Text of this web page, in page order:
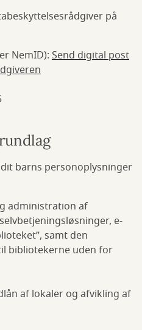
på
NemID): Send digital post
barns personoplysninger
administration af
e-
samt den
bibliotekerne uden for
af lokaler og afvikling af